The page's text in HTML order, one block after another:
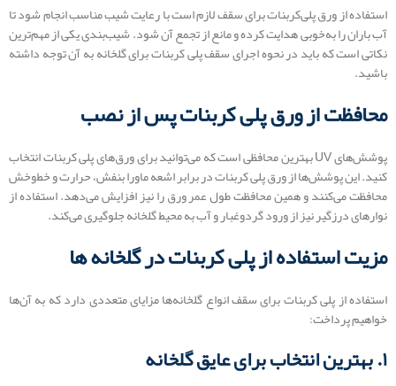
استفاده از ورق پلی‌کربنات برای سقف لازم است با رعایت شیب مناسب انجام شود تا
آب باران را به‌خوبی هدایت کرده و مانع از تجمع آن شود. شیب‌بندی یکی از مهم‌ترین
نکاتی است که باید در نحوه اجرای سقف پلی کربنات برای گلخانه به آن توجه داشته
باشید.
محافظت از ورق پلی کربنات پس از نصب
پوشش‌های UV بهترین محافظی است که می‌توانید برای ورق‌های پلی کربنات انتخاب
کنید. این پوشش‌ها از ورق پلی کربنات در برابر اشعه ماورا بنفش، حرارت و خط‌وخش
محافظت می‌کنند و همین محافظت طول عمر ورق را نیز افزایش می‌دهد. استفاده از
نوارهای درزگیر نیز از ورود گردوغبار و آب به محیط گلخانه جلوگیری می‌کند.
مزیت استفاده از پلی کربنات در گلخانه ها
استفاده از پلی کربنات برای سقف انواع گلخانه‌ها مزایای متعددی دارد که به آن‌ها
خواهیم پرداخت:
۱. بهترین انتخاب برای عایق گلخانه